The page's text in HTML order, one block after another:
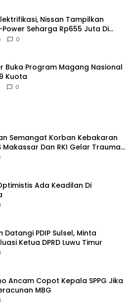
Nissan Tampilkan
Seharga Rp655 Juta Di
0
Buka Program Magang Nasional
Kuota
0
Semangat Korban Kebakaran
Makassar Dan RKI Gelar Trauma
Ada Keadilan Di
Datangi PDIP Sulsel, Minta
Ketua DPRD Luwu Timur
Ancam Copot Kepala SPPG Jika
MBG